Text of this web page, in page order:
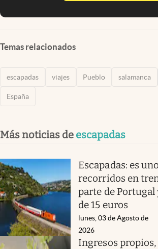
Temas relacionados
escapadas viajes Pueblo salamanca
España
Más noticias de escapadas
Escapadas: es
recorridos en
parte de Portugal
de 15 euros
lunes, 03 de Agosto de
2026
Ingresos